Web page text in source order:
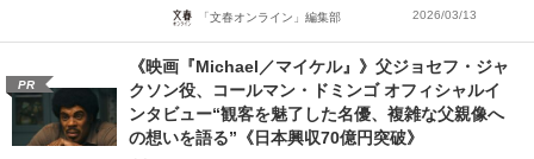
「文春オンライン」編集部 2026/03/13
PR
《映画『Michael／マイケル』》父ジョセフ・ジャ
クソン役、コールマン・ドミンゴ オフィシャルイ
ンタビュー“観客を魅了した名優、複雑な父親像へ
の想いを語る”《日本興収70億円突破》